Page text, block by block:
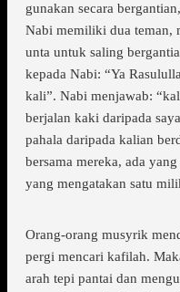
gunakan secara
Nabi memiliki dua teman,
unta untuk saling
kepada Nabi: “Ya
kali”. Nabi menjawab:
berjalan kaki daripada
pahala daripada kalian
bersama mereka, ada
yang mengatakan satu
Orang-orang musyrik
pergi mencari kafilah.
arah tepi pantai dan